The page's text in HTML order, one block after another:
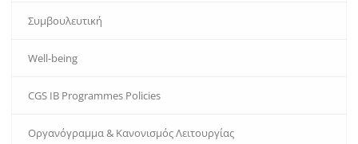
Συμβουλευτική
Well-being
CGS IB Programmes Policies
Οργανόγραμμα & Κανονισμός Λειτουργίας